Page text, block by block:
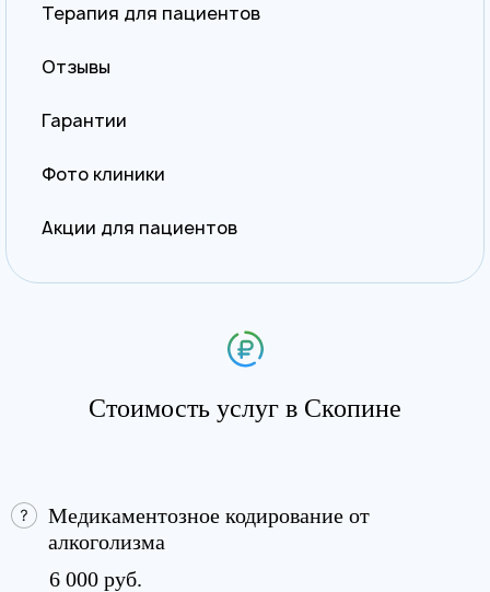
Терапия для пациентов
Отзывы
Гарантии
Фото клиники
Акции для пациентов
Стоимость услуг в Скопине
Медикаментозное кодирование от
алкоголизма
6 000 руб.